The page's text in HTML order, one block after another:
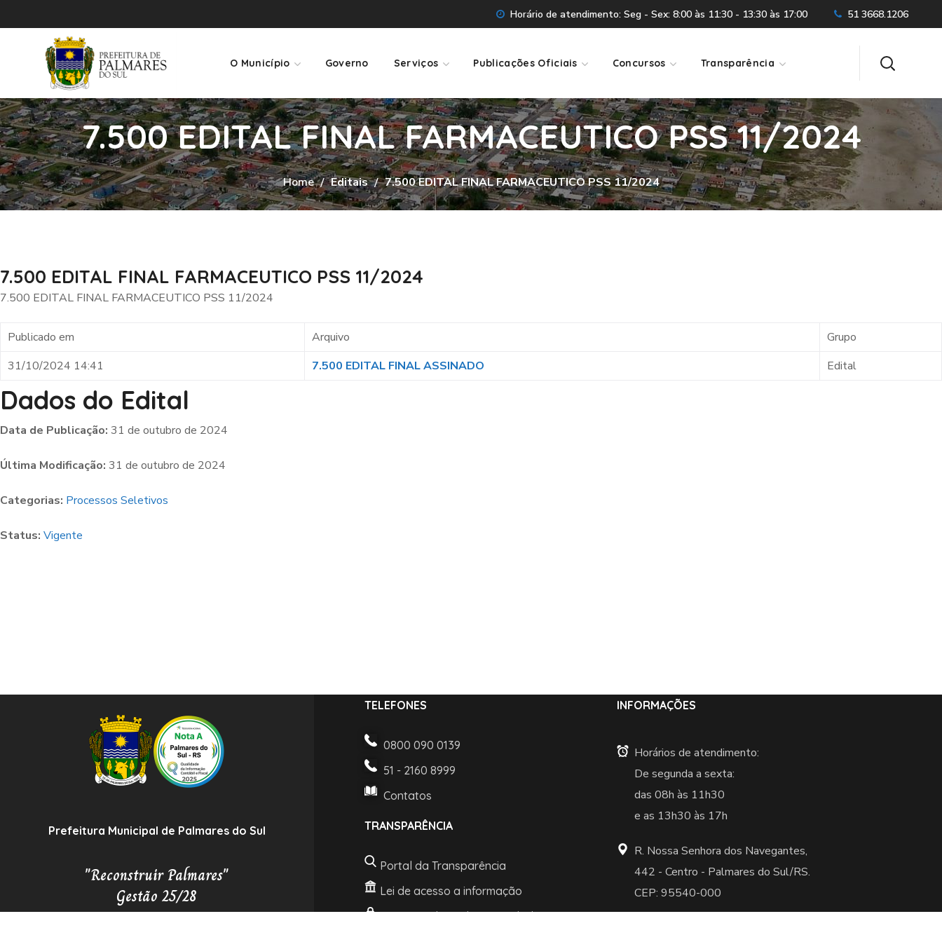
Horário de atendimento: Seg - Sex: 8:00 às 11:30 - 13:30 às 17:00 51 3668.1206
O Município Governo Serviços Publicações Oficiais Concursos Transparência
7.500 EDITAL FINAL FARMACEUTICO PSS 11/2024
Home Editais 7.500 EDITAL FINAL FARMACEUTICO PSS 11/2024
7.500 EDITAL FINAL FARMACEUTICO PSS 11/2024
7.500 EDITAL FINAL FARMACEUTICO PSS 11/2024
Publicado em Arquivo
Grupo
31/10/2024 14:41
7.500 EDITAL FINAL ASSINADO Edital
Dados do Edital
Data de Publicação: 31 de outubro de 2024
Última Modificação: 31 de outubro de 2024
Categorias: Processos Seletivos
Status: Vigente
Prefeitura Municipal de Palmares do Sul
"Reconstruir Palmares"
Gestão 25/28
TELEFONES
0800 090 0139
51 - 2160 8999
Contatos
TRANSPARÊNCIA
Portal da Transparência
Lei de acesso a informação
LGPD e Politica de Privacidade
INFORMAÇÕES
Horários de atendimento:
De segunda a sexta:
das 08h às 11h30
e as 13h30 às 17h
R. Nossa Senhora dos Navegantes,
442 -Centro - Palmares do Sul/RS.
CEP: 95540-000